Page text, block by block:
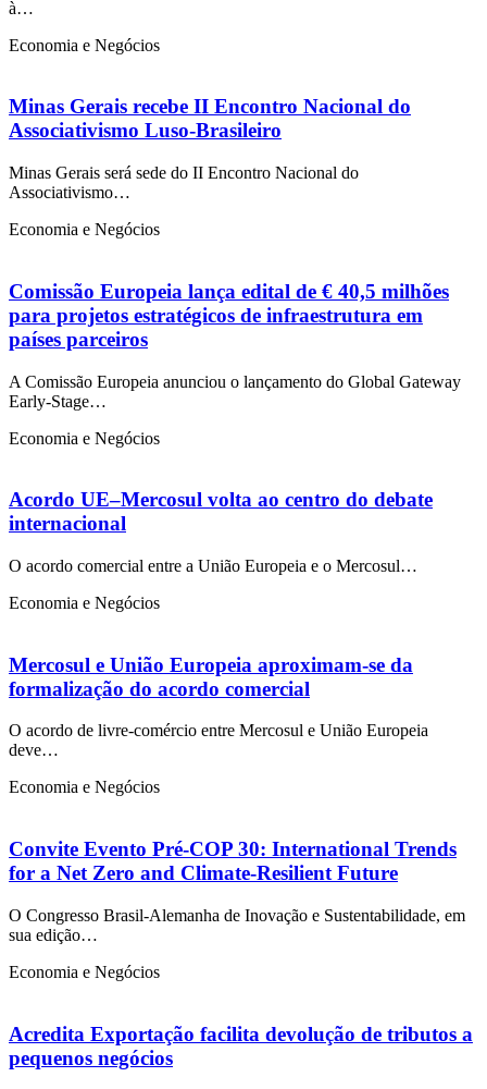
à…
Economia e Negócios
Minas Gerais recebe II Encontro Nacional do
Associativismo Luso-Brasileiro
Minas Gerais será sede do II Encontro Nacional do
Associativismo…
Economia e Negócios
Comissão Europeia lança edital de € 40,5 milhões
para projetos estratégicos de infraestrutura em
países parceiros
A Comissão Europeia anunciou o lançamento do Global Gateway
Early-Stage…
Economia e Negócios
Acordo UE–Mercosul volta ao centro do debate
internacional
O acordo comercial entre a União Europeia e o Mercosul…
Economia e Negócios
Mercosul e União Europeia aproximam-se da
formalização do acordo comercial
O acordo de livre-comércio entre Mercosul e União Europeia
deve…
Economia e Negócios
Convite Evento Pré-COP 30: International Trends
for a Net Zero and Climate-Resilient Future
O Congresso Brasil-Alemanha de Inovação e Sustentabilidade, em
sua edição…
Economia e Negócios
Acredita Exportação facilita devolução de tributos a
pequenos negócios